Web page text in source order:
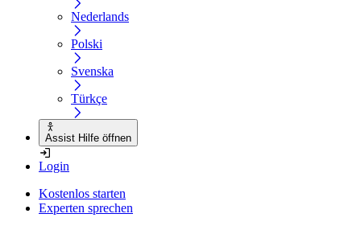
Nederlands
Polski
Svenska
Türkçe
Assist Hilfe öffnen
Login
Kostenlos starten
Experten sprechen